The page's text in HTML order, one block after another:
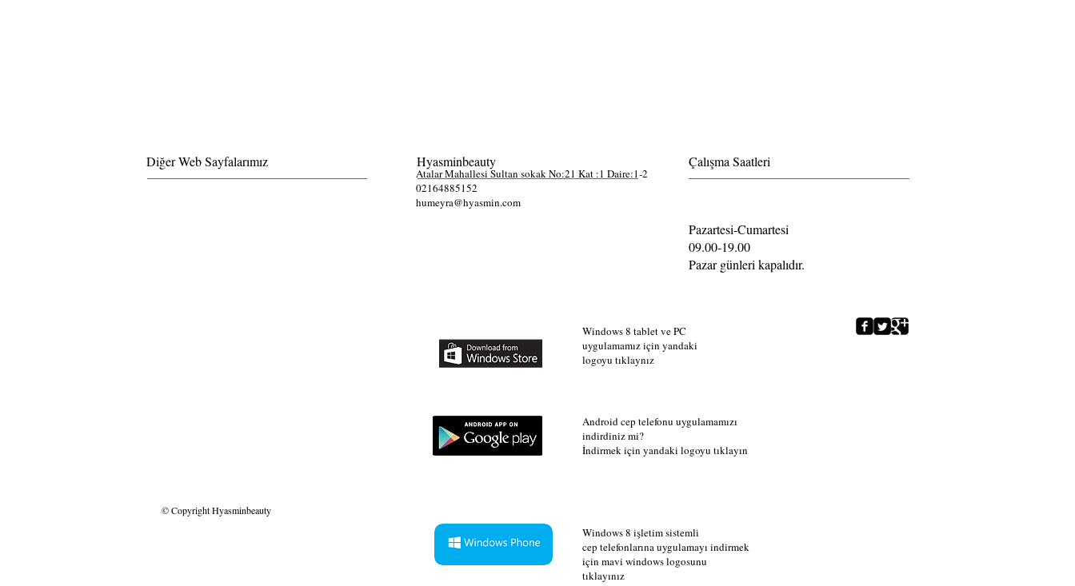
Diğer Web Sayfalarımız Hyasminbeauty
Atalar Mahallesi Sultan sokak No:21 Kat :1 Daire:1-2
02164885152
humeyra@hyasmin.com
Çalışma Saatleri
Pazartesi-Cumartesi
09.00-19.00
Pazar günleri kapalıdır.
Android cep telefonu uygulamamızı
indirdiniz mi?
İndirmek için yandaki logoyu tıklayın
Windows 8 tablet ve PC
uygulamamız için yandaki
logoyu tıklaynız
© Copyright Hyasminbeauty
Windows 8 işletim sistemli
cep telefonlarına uygulamayı indirmek
için mavi windows logosunu
tıklayınız